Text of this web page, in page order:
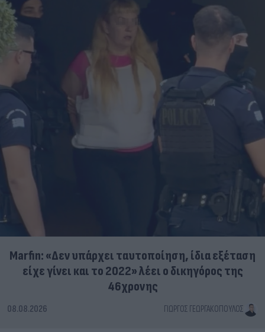
Marfin: «Δεν υπάρχει ταυτοποίηση, ίδια εξέταση
είχε γίνει και το 2022» λέει ο δικηγόρος της
46χρονης
08.08.2026 ΓΙΏΡΓΟΣ ΓΕΩΡΓΑΚΌΠΟΥΛΟΣ